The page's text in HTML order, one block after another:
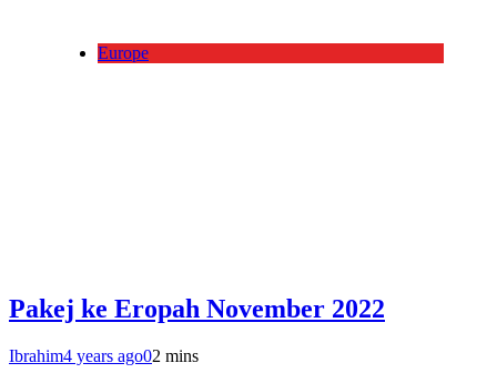
Europe
Pakej ke Eropah November 2022
Ibrahim4 years ago02 mins